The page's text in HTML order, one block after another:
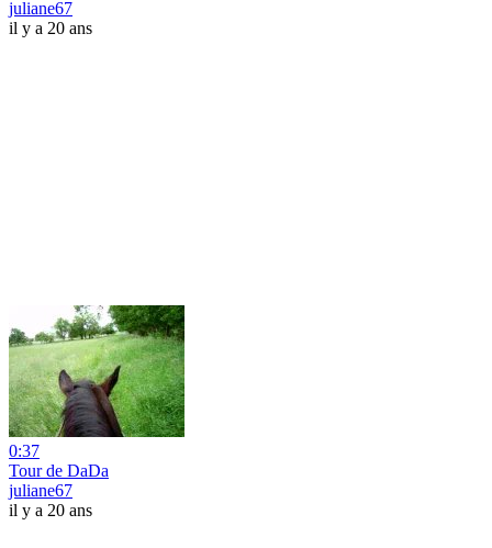
juliane67
il y a 20 ans
0:37
Tour de DaDa
juliane67
il y a 20 ans